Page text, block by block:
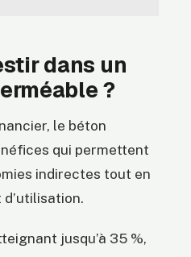
dans un
?
le béton
qui permettent
indirectes tout en
jusqu’à 35 %,